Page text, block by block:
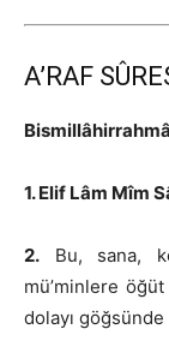
A’RAF
1. Elif Lâm Mîm
2. Bu, sana,
mü’minlere
dolayı göğsünde